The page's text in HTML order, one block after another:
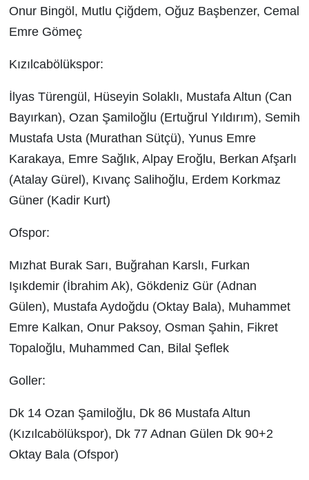
Onur Bingöl, Mutlu Çiğdem, Oğuz Başbenzer, Cemal
Emre Gömeç
Kızılcabölükspor:
İlyas Türengül, Hüseyin Solaklı, Mustafa Altun (Can
Bayırkan), Ozan Şamiloğlu (Ertuğrul Yıldırım), Semih
Mustafa Usta (Murathan Sütçü), Yunus Emre
Karakaya, Emre Sağlık, Alpay Eroğlu, Berkan Afşarlı
(Atalay Gürel), Kıvanç Salihoğlu, Erdem Korkmaz
Güner (Kadir Kurt)
Ofspor:
Mızhat Burak Sarı, Buğrahan Karslı, Furkan
Işıkdemir (İbrahim Ak), Gökdeniz Gür (Adnan
Gülen), Mustafa Aydoğdu (Oktay Bala), Muhammet
Emre Kalkan, Onur Paksoy, Osman Şahin, Fikret
Topaloğlu, Muhammed Can, Bilal Şeflek
Goller:
Dk 14 Ozan Şamiloğlu, Dk 86 Mustafa Altun
(Kızılcabölükspor), Dk 77 Adnan Gülen Dk 90+2
Oktay Bala (Ofspor)